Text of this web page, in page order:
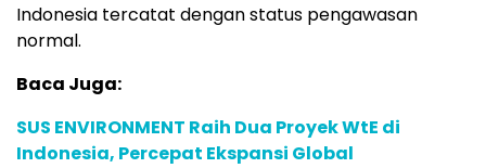
Indonesia tercatat dengan status pengawasan
normal.
Baca Juga:
SUS ENVIRONMENT Raih Dua Proyek WtE di
Indonesia, Percepat Ekspansi Global